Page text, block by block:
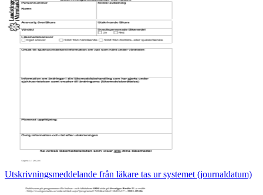
Utskrivningsmeddelande från läkare tas ur systemet (journaldatum)